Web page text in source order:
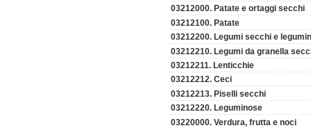
03212000. Patate e ortaggi secchi
03212100. Patate
03212200. Legumi secchi e
03212210. Legumi da granella
03212211. Lenticchie
03212212. Ceci
03212213. Piselli secchi
03212220. Leguminose
03220000. Verdura, frutta e noci